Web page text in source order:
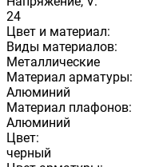
24
Цвет и материал:
Виды материалов:
Металлические
Материал арматуры:
Алюминий
Материал плафонов:
Алюминий
Цвет:
черный